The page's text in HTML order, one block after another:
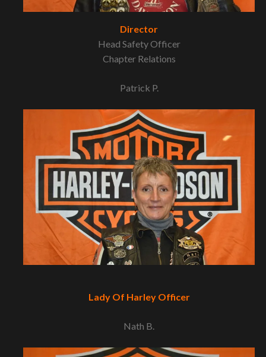
Director
Head Safety Officer
Chapter Relations
Patrick P.
Lady Of Harley Officer
Nath B.